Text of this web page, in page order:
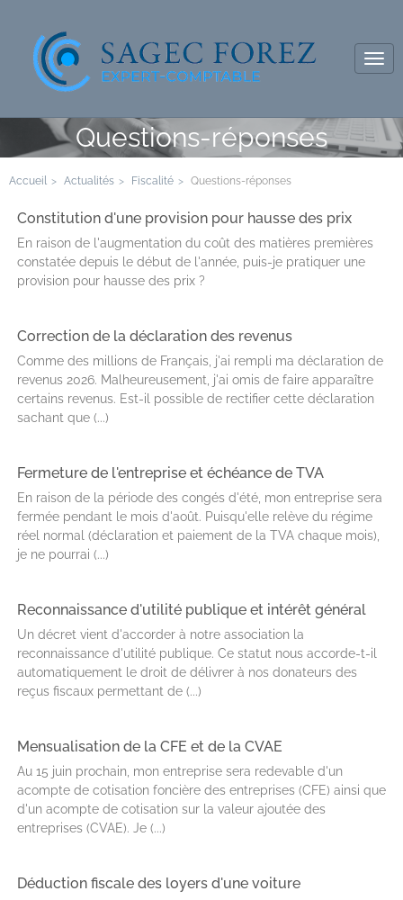
Questions-réponses
Accueil Actualités Fiscalité Questions-réponses
Constitution d'une provision pour hausse des prix
En raison de l'augmentation du coût des matières premières
constatée depuis le début de l'année, puis-je pratiquer une
provision pour hausse des prix ?
Correction de la déclaration des revenus
Comme des millions de Français, j'ai rempli ma déclaration de
revenus 2026. Malheureusement, j'ai omis de faire apparaître
certains revenus. Est-il possible de rectifier cette déclaration
sachant que (...)
Fermeture de l'entreprise et échéance de TVA
En raison de la période des congés d'été, mon entreprise sera
fermée pendant le mois d'août. Puisqu'elle relève du régime
réel normal (déclaration et paiement de la TVA chaque mois),
je ne pourrai (...)
Reconnaissance d'utilité publique et intérêt général
Un décret vient d'accorder à notre association la
reconnaissance d'utilité publique. Ce statut nous accorde-t-il
automatiquement le droit de délivrer à nos donateurs des
reçus fiscaux permettant de (...)
Mensualisation de la CFE et de la CVAE
Au 15 juin prochain, mon entreprise sera redevable d'un
acompte de cotisation foncière des entreprises (CFE) ainsi que
d'un acompte de cotisation sur la valeur ajoutée des
entreprises (CVAE). Je (...)
Déduction fiscale des loyers d'une voiture